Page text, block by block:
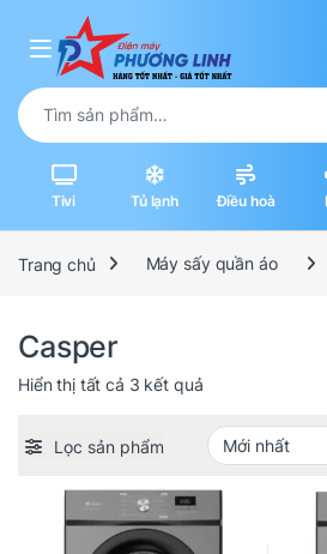
Skip to navigation
Skip to content
Tìm kiếm:
Tivi Tủ lạnh Điều hoà
Trang chủ Máy sấy quần áo
Casper
Hiển thị tất cả 3 kết quảĐược sắp xếp
Lọc sản phẩm